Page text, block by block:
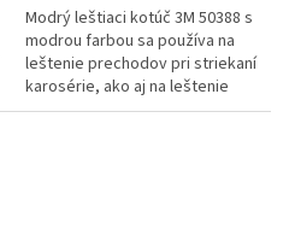
Modrý leštiaci kotúč 3M 50388 s
modrou farbou sa používa na
leštenie prechodov pri striekaní
karosérie, ako aj na leštenie
drobných defektov a